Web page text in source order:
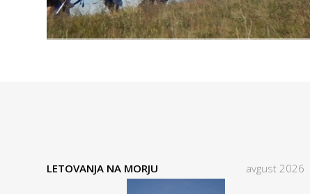
LETOVANJA NA MORJU avgust 2026